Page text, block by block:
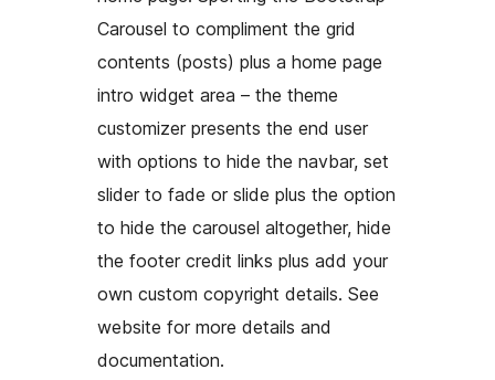
Carousel to compliment the grid
contents (posts) plus a home page
intro widget area – the theme
customizer presents the end user
with options to hide the navbar, set
slider to fade or slide plus the option
to hide the carousel altogether, hide
the footer credit links plus add your
own custom copyright details. See
website for more details and
documentation.